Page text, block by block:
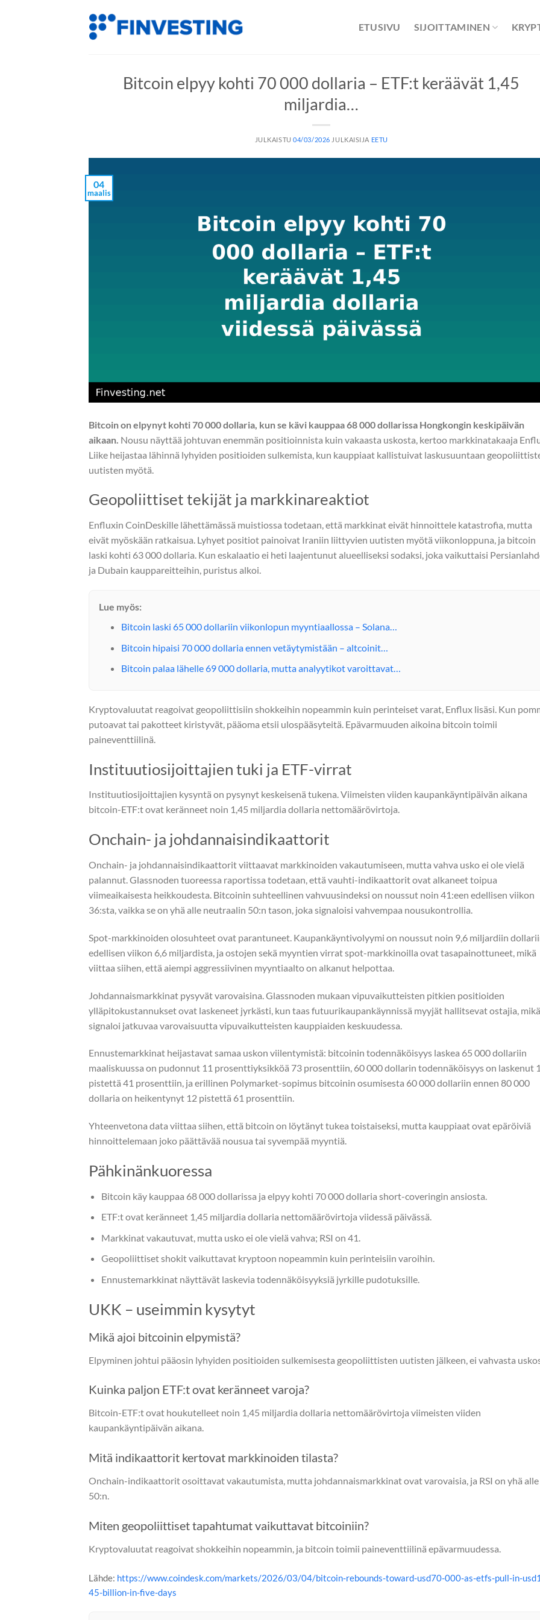
ETUSIVU SIJOITTAMINEN
Bitcoin elpyy kohti 70 000 dollaria – ETF:t keräävät 1,45
miljardia…
JULKAISTU04/03/2026 JULKAISIJA EETU
04
maalis
Bitcoin on elpynyt kohti 70 000 dollaria, kun se kävi kauppaa 68 000 dollarissa Hongkongin keskipäivän
aikaan. Nousu näyttää johtuvan enemmän positioinnista kuin vakaasta uskosta, kertoo markkinatakaaja
Liike heijastaa lähinnä lyhyiden positioiden sulkemista, kun kauppiaat kallistuivat laskusuuntaan
uutisten myötä.
Geopoliittiset tekijät ja markkinareaktiot
Enfluxin CoinDeskille lähettämässä muistiossa todetaan, että markkinat eivät hinnoittele katastrofia, mutta
eivät myöskään ratkaisua. Lyhyet positiot painoivat Iraniin liittyvien uutisten myötä viikonloppuna, ja bitcoin
laski kohti 63 000 dollaria. Kun eskalaatio ei heti laajentunut alueelliseksi sodaksi, joka vaikuttaisi
ja Dubain kauppareitteihin, puristus alkoi.
Lue myös:
Bitcoin laski 65 000 dollariin viikonlopun myyntiaallossa – Solana…
Bitcoin hipaisi 70 000 dollaria ennen vetäytymistään – altcoinit…
Bitcoin palaa lähelle 69 000 dollaria, mutta analyytikot varoittavat…
Kryptovaluutat reagoivat geopoliittisiin shokkeihin nopeammin kuin perinteiset varat, Enflux lisäsi. Kun
putoavat tai pakotteet kiristyvät, pääoma etsii ulospääsyteitä. Epävarmuuden aikoina bitcoin toimii
paineventtiilinä.
Instituutiosijoittajien tuki ja ETF-virrat
Instituutiosijoittajien kysyntä on pysynyt keskeisenä tukena. Viimeisten viiden kaupankäyntipäivän aikana
bitcoin-ETF:t ovat keränneet noin 1,45 miljardia dollaria nettomäärövirtoja.
Onchain- ja johdannaisindikaattorit
Onchain- ja johdannaisindikaattorit viittaavat markkinoiden vakautumiseen, mutta vahva usko ei ole vielä
palannut. Glassnoden tuoreessa raportissa todetaan, että vauhti-indikaattorit ovat alkaneet toipua
viimeaikaisesta heikkoudesta. Bitcoinin suhteellinen vahvuusindeksi on noussut noin 41:een edellisen viikon
36:sta, vaikka se on yhä alle neutraalin 50:n tason, joka signaloisi vahvempaa nousukontrollia.
Spot-markkinoiden olosuhteet ovat parantuneet. Kaupankäyntivolyymi on noussut noin 9,6 miljardiin
edellisen viikon 6,6 miljardista, ja ostojen sekä myyntien virrat spot-markkinoilla ovat tasapainottuneet, mikä
viittaa siihen, että aiempi aggressiivinen myyntiaalto on alkanut helpottaa.
Johdannaismarkkinat pysyvät varovaisina. Glassnoden mukaan vipuvaikutteisten pitkien positioiden
ylläpitokustannukset ovat laskeneet jyrkästi, kun taas futuurikaupankäynnissä myyjät hallitsevat ostajia, mikä
signaloi jatkuvaa varovaisuutta vipuvaikutteisten kauppiaiden keskuudessa.
Ennustemarkkinat heijastavat samaa uskon viilentymistä: bitcoinin todennäköisyys laskea 65 000 dollariin
maaliskuussa on pudonnut 11 prosenttiyksikköä 73 prosenttiin, 60 000 dollarin todennäköisyys on laskenut
pistettä 41 prosenttiin, ja erillinen Polymarket-sopimus bitcoinin osumisesta 60 000 dollariin ennen 80 000
dollaria on heikentynyt 12 pistettä 61 prosenttiin.
Yhteenvetona data viittaa siihen, että bitcoin on löytänyt tukea toistaiseksi, mutta kauppiaat ovat epäröiviä
hinnoittelemaan joko päättävää nousua tai syvempää myyntiä.
Pähkinänkuoressa
Bitcoin käy kauppaa 68 000 dollarissa ja elpyy kohti 70 000 dollaria short-coveringin ansiosta.
ETF:t ovat keränneet 1,45 miljardia dollaria nettomäärövirtoja viidessä päivässä.
Markkinat vakautuvat, mutta usko ei ole vielä vahva; RSI on 41.
Geopoliittiset shokit vaikuttavat kryptoon nopeammin kuin perinteisiin varoihin.
Ennustemarkkinat näyttävät laskevia todennäköisyyksiä jyrkille pudotuksille.
UKK – useimmin kysytyt
Mikä ajoi bitcoinin elpymistä?
Elpyminen johtui pääosin lyhyiden positioiden sulkemisesta geopoliittisten uutisten jälkeen, ei vahvasta
Kuinka paljon ETF:t ovat keränneet varoja?
Bitcoin-ETF:t ovat houkutelleet noin 1,45 miljardia dollaria nettomäärövirtoja viimeisten viiden
kaupankäyntipäivän aikana.
Mitä indikaattorit kertovat markkinoiden tilasta?
Onchain-indikaattorit osoittavat vakautumista, mutta johdannaismarkkinat ovat varovaisia, ja RSI on yhä alle
50:n.
Miten geopoliittiset tapahtumat vaikuttavat bitcoiniin?
Kryptovaluutat reagoivat shokkeihin nopeammin, ja bitcoin toimii paineventtiilinä epävarmuudessa.
Lähde: https://www.coindesk.com/markets/2026/03/04/bitcoin-rebounds-toward-usd70-000-as-etfs-pull-in-
45-billion-in-five-days